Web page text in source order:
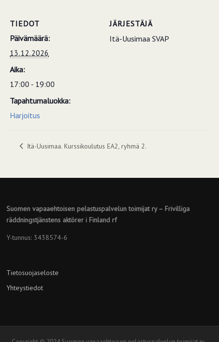
TIEDOT
Päivämäärä:
13.12.2026
Aika:
17:00 - 19:00
Tapahtumaluokka:
Harjoitus
JÄRJESTÄJÄ
Itä-Uusimaa SVAP
Itä-Uusimaa. Kurssikoulutus EA2, ryhmä 2.
Suomen vapaaehtoisen pelastuspalvelun toimijat ry – Frivilliga
räddningstjänstens aktörer i Finland rf
Y-tunnus: 3438574-6
Tietosuojaseloste
Yhteystiedot